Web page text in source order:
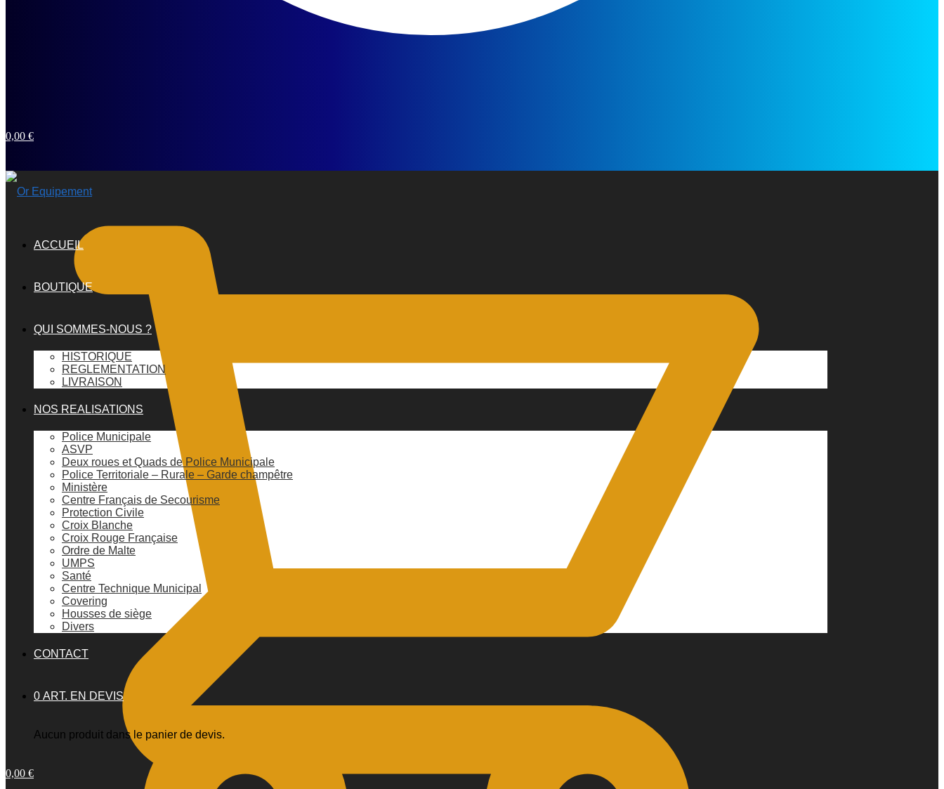
0,00 €
ACCUEIL
BOUTIQUE
QUI SOMMES-NOUS ?
HISTORIQUE
REGLEMENTATION
LIVRAISON
NOS REALISATIONS
Police Municipale
ASVP
Deux roues et Quads de Police Municipale
Police Territoriale – Rurale – Garde champêtre
Ministère
Centre Français de Secourisme
Protection Civile
Croix Blanche
Croix Rouge Française
Ordre de Malte
UMPS
Santé
Centre Technique Municipal
Covering
Housses de siège
Divers
CONTACT
0 ART. EN DEVIS
Aucun produit dans le panier de devis.
0,00 €